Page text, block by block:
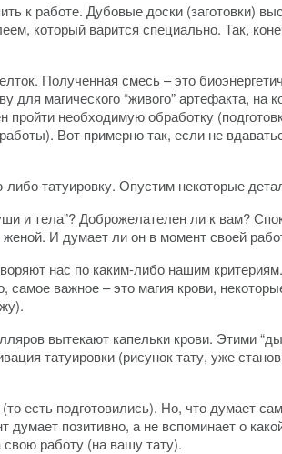
к работе. Дубовые доски (заготовки)
который варится специально. Так,
Полученная смесь – это
магического “живого” артефакта, на
необходимую обработку
Вот примерно так, если не
татуировку. Опустим некоторые
и тела”? Доброжелателен ли к вам?
И думает ли он в момент своей
нас по каким-либо нашим
важное – это магия крови,
вытекают капельки крови. Этими
татуировки (рисунок тату, уже
есть подготовились). Но, что думает
думает позитивно, а не вспоминает о
работу (на вашу тату).